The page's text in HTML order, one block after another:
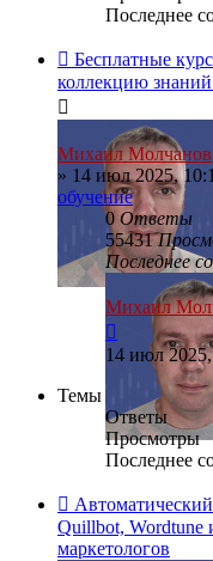
Последнее
Бесплатные
коллекцию
Михаил Молчанов
» 14 июл 2025,
обучение
0 Ответы
55431
Последнее
Михаил
14 июл
Темы
Ответы
Просмотры
Последнее
Quillbot, Wordtune
маркетологов